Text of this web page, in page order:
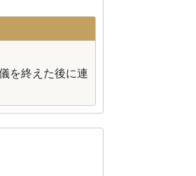
を終えた後に連